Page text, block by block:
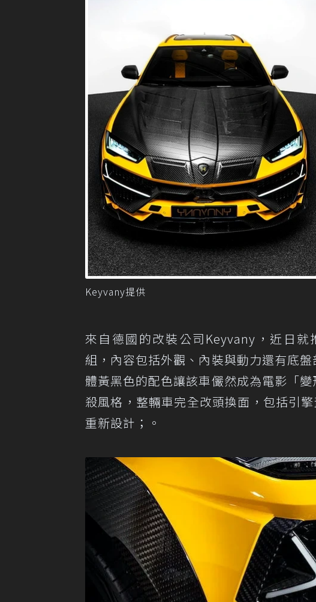
Keyvany提供
來自德國的改裝公司Keyvany，近日
組，內容包括外觀、內裝與動力還有底
體黃黑色的配色讓該車儼然成為電影「
殺風格，整輛車完全改頭換面，包括引
重新設計；。